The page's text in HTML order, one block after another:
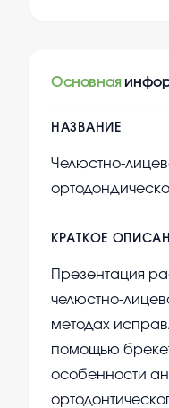
Основная
НАЗВАНИЕ
Челюстно-
КРАТКОЕ
Презентация
челюстно-
методах
помощью
особенности